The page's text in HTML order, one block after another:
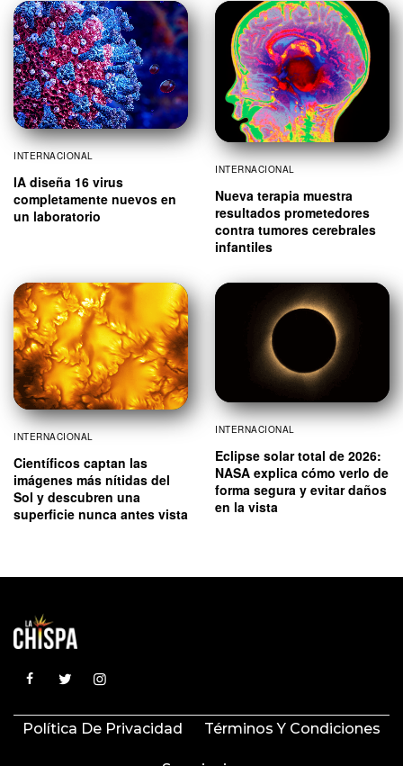
INTERNACIONAL
IA diseña 16 virus
completamente nuevos en
un laboratorio
INTERNACIONAL
Nueva terapia muestra
resultados prometedores
contra tumores cerebrales
infantiles
INTERNACIONAL
Científicos captan las
imágenes más nítidas del
Sol y descubren una
superficie nunca antes vista
INTERNACIONAL
Eclipse solar total de 2026:
NASA explica cómo verlo de
forma segura y evitar daños
en la vista
Política De Privacidad Términos Y Condiciones